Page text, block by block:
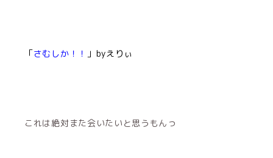
「さむしか！！ 」 byえりぃ
これは絶対また会いたいと思うもんっ